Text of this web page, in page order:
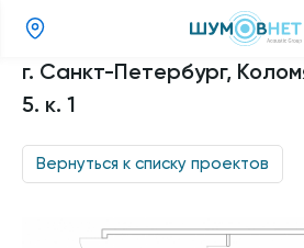
г. Санкт-Петербург,
5. к. 1
Вернуться к списку проектов